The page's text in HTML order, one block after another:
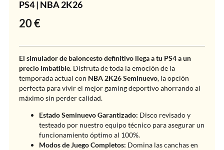
PS4 | NBA 2K26
20€
El simulador de baloncesto definitivo llega a tu PS4 a un
precio imbatible. Disfruta de toda la emoción de la
temporada actual con NBA 2K26 Seminuevo, la opción
perfecta para vivir el mejor gaming deportivo ahorrando al
máximo sin perder calidad.
Estado Seminuevo Garantizado: Disco revisado y
testeado por nuestro equipo técnico para asegurar un
funcionamiento óptimo al 100%.
Modos de Juego Completos: Domina las canchas en